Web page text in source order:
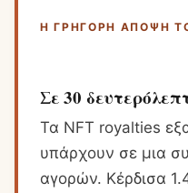
Η ΓΡΉΓΟΡΗ ΆΠΟΨΗ
Σε 30
Τα NFT royalties
υπάρχουν σε μια
αγορών. Κέρδισα